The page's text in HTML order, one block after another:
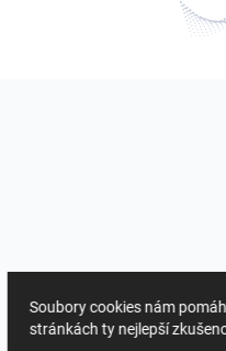
Soubory cookies nám
stránkách ty nejlepší